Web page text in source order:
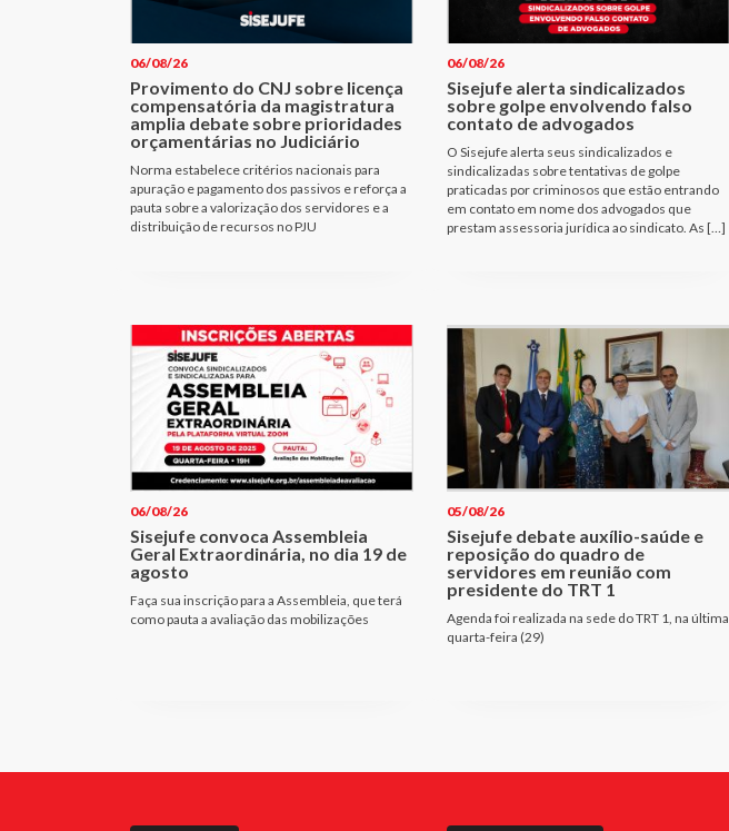
06/08/26
Provimento do CNJ sobre licença
compensatória da magistratura
amplia debate sobre prioridades
orçamentárias no Judiciário
Norma estabelece critérios nacionais para
apuração e pagamento dos passivos e reforça a
pauta sobre a valorização dos servidores e a
distribuição de recursos no PJU
06/08/26
Sisejufe alerta sindicalizados
sobre golpe envolvendo falso
contato de advogados
O Sisejufe alerta seus sindicalizados e
sindicalizadas sobre tentativas de golpe
praticadas por criminosos que estão entrando
em contato em nome dos advogados que
prestam assessoria jurídica ao sindicato. As […]
06/08/26
Sisejufe convoca Assembleia
Geral Extraordinária, no dia 19 de
agosto
Faça sua inscrição para a Assembleia, que terá
como pauta a avaliação das mobilizações
05/08/26
Sisejufe debate auxílio-saúde e
reposição do quadro de
servidores em reunião com
presidente do TRT 1
Agenda foi realizada na sede do TRT 1, na última
quarta-feira (29)